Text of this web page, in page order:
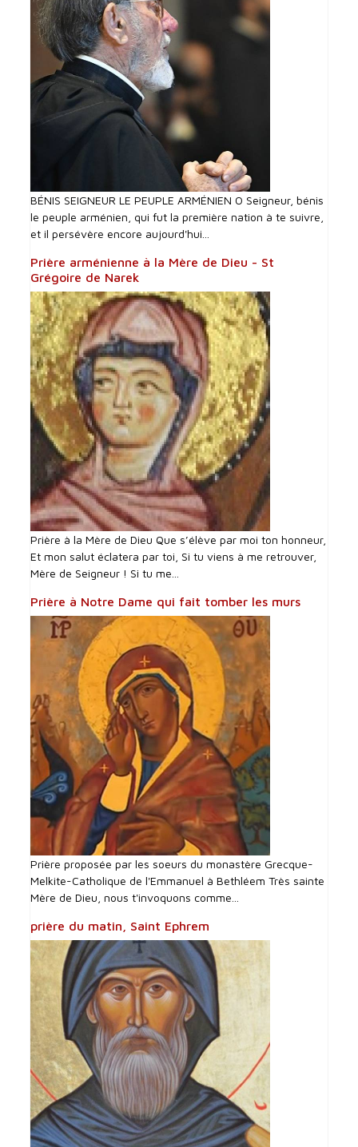
BÉNIS SEIGNEUR LE PEUPLE ARMÉNIEN O Seigneur, bénis
le peuple arménien, qui fut la première nation à te suivre,
et il persévère encore aujourd'hui...
Prière arménienne à la Mère de Dieu - St
Grégoire de Narek
Prière à la Mère de Dieu Que s’élève par moi ton honneur,
Et mon salut éclatera par toi, Si tu viens à me retrouver,
Mère de Seigneur ! Si tu me...
Prière à Notre Dame qui fait tomber les murs
Prière proposée par les soeurs du monastère Grecque-
Melkite-Catholique de l'Emmanuel à Bethléem Très sainte
Mère de Dieu, nous t'invoquons comme...
prière du matin, Saint Ephrem